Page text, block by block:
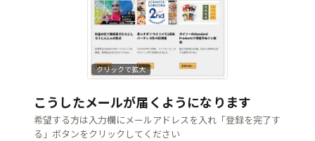
クリックで拡大
こうしたメールが届くようになります
希望する方は入力欄にメールアドレスを入れ「登録を完了す
る」ボタンをクリックしてください